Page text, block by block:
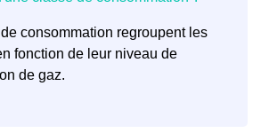
consommation regroupent les
fonction de leur niveau de
de gaz.